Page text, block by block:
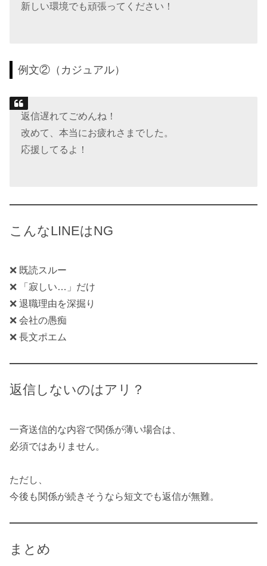
新しい環境でも頑張ってください！
例文②（カジュアル）
返信遅れてごめんね！
改めて、本当にお疲れさまでした。
応援してるよ！
こんなLINEはNG
❌ 既読スルー
❌ 「寂しい…」だけ
❌ 退職理由を深掘り
❌ 会社の愚痴
❌ 長文ポエム
返信しないのはアリ？
一斉送信的な内容で関係が薄い場合は、
必須ではありません。
ただし、
今後も関係が続きそうなら短文でも返信が無難。
まとめ